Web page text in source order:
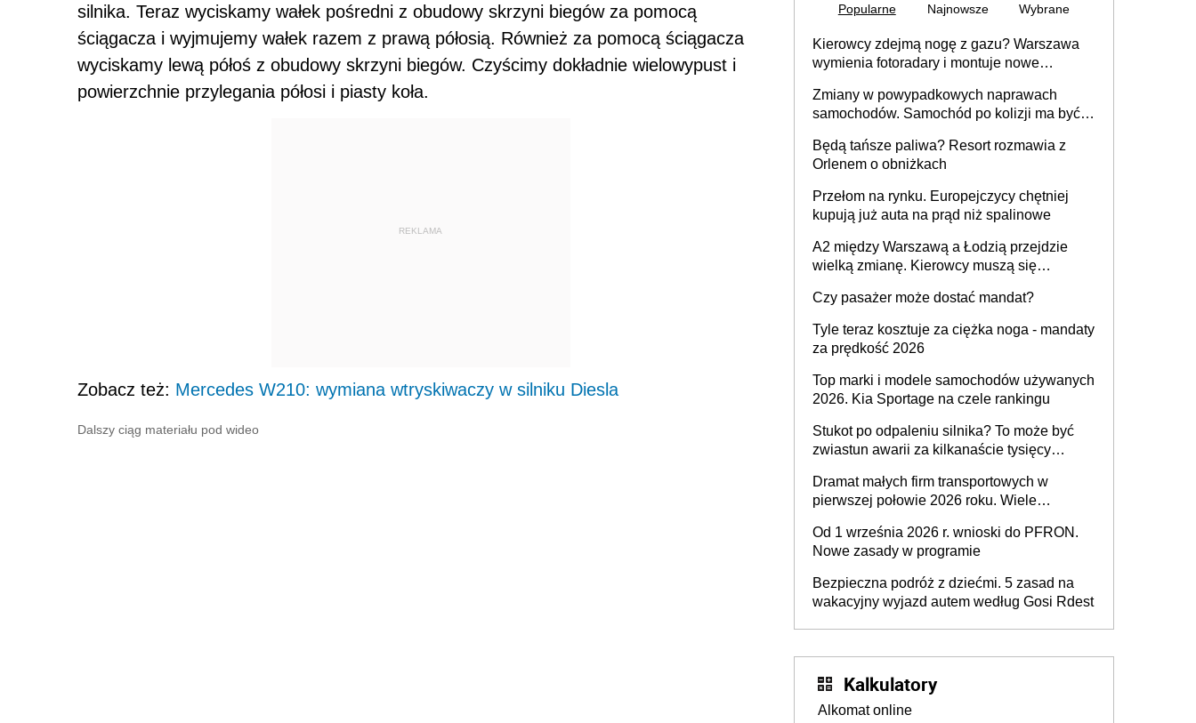
silnika. Teraz wyciskamy wałek pośredni z obudowy skrzyni biegów za pomocą
ściągacza i wyjmujemy wałek razem z prawą półosią. Również za pomocą ściągacza
wyciskamy lewą półoś z obudowy skrzyni biegów. Czyścimy dokładnie wielowypust i
powierzchnie przylegania półosi i piasty koła.
REKLAMA
Zobacz też: Mercedes W210: wymiana wtryskiwaczy w silniku Diesla
Dalszy ciąg materiału pod wideo
Popularne Najnowsze Wybrane
Kierowcy zdejmą nogę z gazu? Warszawa
wymienia fotoradary i montuje nowe
Zmiany w powypadkowych naprawach
samochodów. Samochód po kolizji ma być
technologią producenta
Będą tańsze paliwa? Resort rozmawia z
Orlenem o obniżkach
Przełom na rynku. Europejczycy chętniej
kupują już auta na prąd niż spalinowe
A2 między Warszawą a Łodzią przejdzie
wielką zmianę. Kierowcy muszą się
Czy pasażer może dostać mandat?
Tyle teraz kosztuje za ciężka noga - mandaty
za prędkość 2026
Top marki i modele samochodów używanych
2026. Kia Sportage na czele rankingu
Stukot po odpaleniu silnika? To może być
zwiastun awarii za kilkanaście tysięcy
Dramat małych firm transportowych w
pierwszej połowie 2026 roku. Wiele
Od 1 września 2026 r. wnioski do PFRON.
Nowe zasady w programie
Bezpieczna podróż z dziećmi. 5 zasad na
wakacyjny wyjazd autem według Gosi Rdest
Kalkulatory
Alkomat online